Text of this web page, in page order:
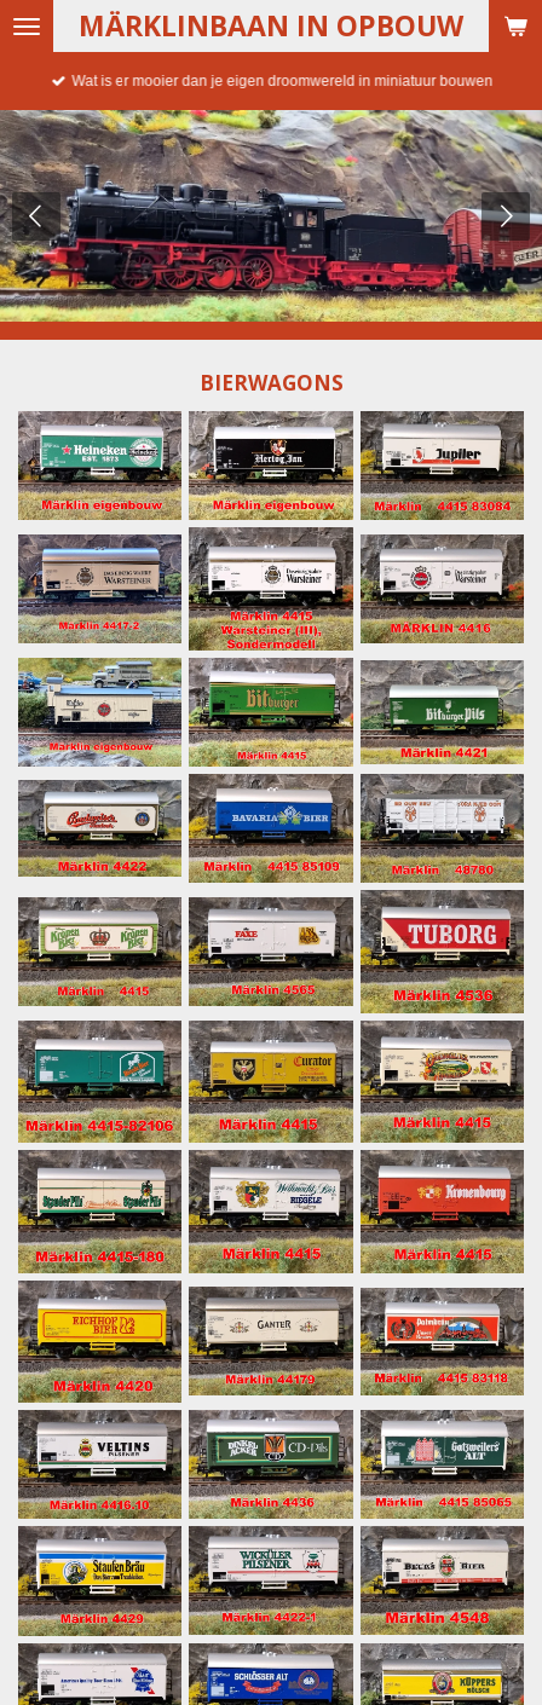
Ga
hoofdinhoud
MÄRKLINBAAN IN OPBOUW
Wat is er mooier dan je eigen droomwereld in miniatuur bouwen
BIERWAGONS